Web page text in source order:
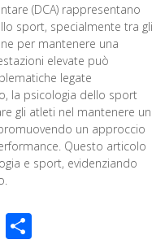
(DCA) rappresentano
sport, specialmente tra gli
per mantenere una
elevate può
legate
la psicologia dello sport
gli atleti nel mantenere un
un approccio
Questo articolo
e sport, evidenziando
WhatsApp